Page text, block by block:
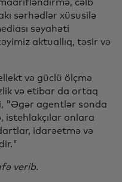
cəlb
sərhədlər xüsusilə
səyahəti
aktuallıq, təsir və
və güclü ölçmə
və etibar da ortaq
"Əgər agentlər sonda
istehlakçılar onlara
idarəetmə və
verib.